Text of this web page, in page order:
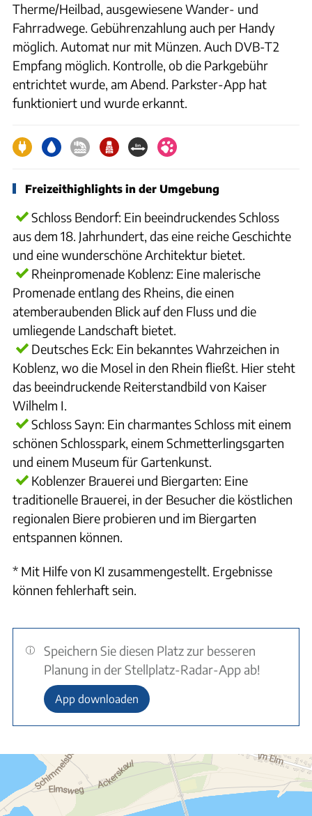
Therme/Heilbad, ausgewiesene Wander- und
Fahrradwege. Gebührenzahlung auch per Handy
möglich. Automat nur mit Münzen. Auch DVB-T2
Empfang möglich. Kontrolle, ob die Parkgebühr
entrichtet wurde, am Abend. Parkster-App hat
funktioniert und wurde erkannt.
Freizeithighlights in der Umgebung
Schloss Bendorf: Ein beeindruckendes Schloss
aus dem 18. Jahrhundert, das eine reiche Geschichte
und eine wunderschöne Architektur bietet.
Rheinpromenade Koblenz: Eine malerische
Promenade entlang des Rheins, die einen
atemberaubenden Blick auf den Fluss und die
umliegende Landschaft bietet.
Deutsches Eck: Ein bekanntes Wahrzeichen in
Koblenz, wo die Mosel in den Rhein fließt. Hier steht
das beeindruckende Reiterstandbild von Kaiser
Wilhelm I.
Schloss Sayn: Ein charmantes Schloss mit einem
schönen Schlosspark, einem Schmetterlingsgarten
und einem Museum für Gartenkunst.
Koblenzer Brauerei und Biergarten: Eine
traditionelle Brauerei, in der Besucher die köstlichen
regionalen Biere probieren und im Biergarten
entspannen können.
* Mit Hilfe von KI zusammengestellt. Ergebnisse
können fehlerhaft sein.
Speichern Sie diesen Platz zur besseren
Planung in der Stellplatz-Radar-App ab!
App downloaden